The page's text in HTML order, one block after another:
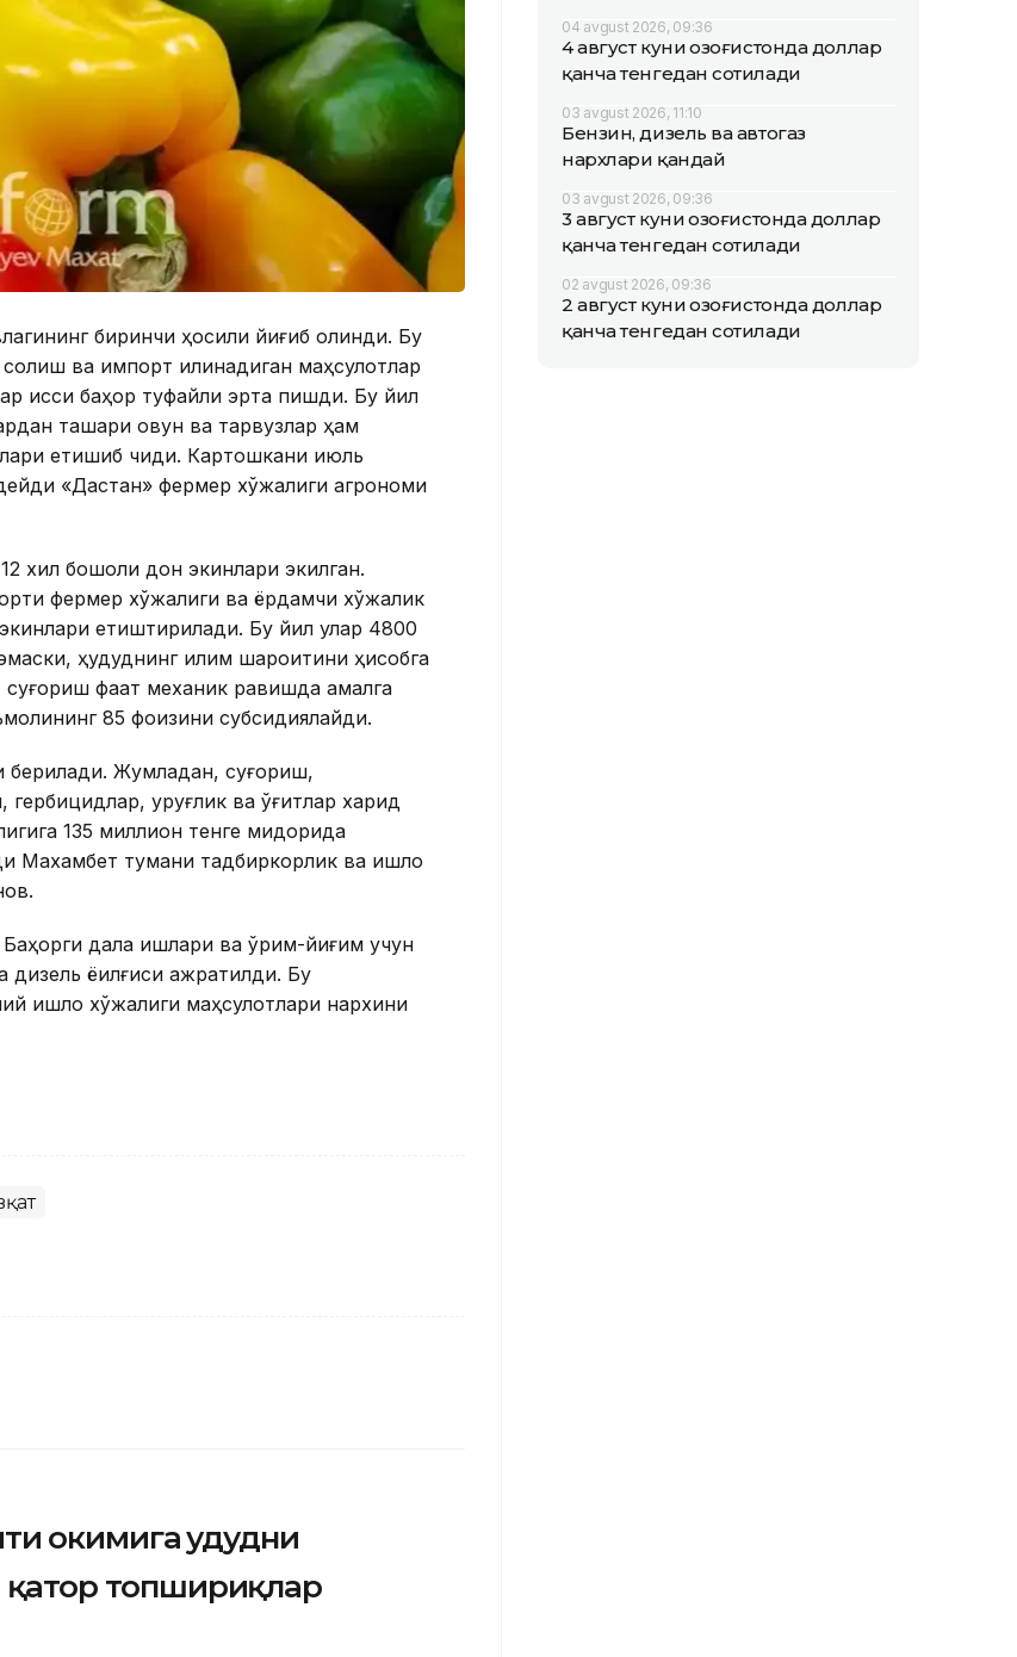
биринчи ҳосили йиғиб олинди. Бу
ва импорт қилинадиган маҳсулотлар
иссиқ баҳор туфайли эрта пишди. Бу йил
ташқари қовун ва тарвузлар ҳам
етишиб чиқди. Картошкани июль
«Дастан» фермер хўжалиги агрономи
хил бошоқли дон экинлари экилган.
фермер хўжалиги ва ёрдамчи хўжалик
етиштирилади. Бу йил улар 4800
ҳудуднинг иқлим шароитини ҳисобга
фақат механик равишда амалга
85 фоизини субсидиялайди.
берилади. Жумладан, суғориш,
уруғлик ва ўғитлар харид
135 миллион тенге миқдорида
Махамбет тумани тадбиркорлик ва қишлоқ
Баҳорги дала ишлари ва ўрим-йиғим учун
ёқилғиси ажратилди. Бу
қишлоқ хўжалиги маҳсулотлари нархини
ҳокимига ҳудудни
топшириқлар
04 avgust 2026, 09:36
4 август куни Қозоғистонда доллар
қанча тенгедан сотилади
03 avgust 2026, 11:10
Бензин, дизель ва автогаз
нархлари қандай
03 avgust 2026, 09:36
3 август куни Қозоғистонда доллар
қанча тенгедан сотилади
02 avgust 2026, 09:36
2 август куни Қозоғистонда доллар
қанча тенгедан сотилади